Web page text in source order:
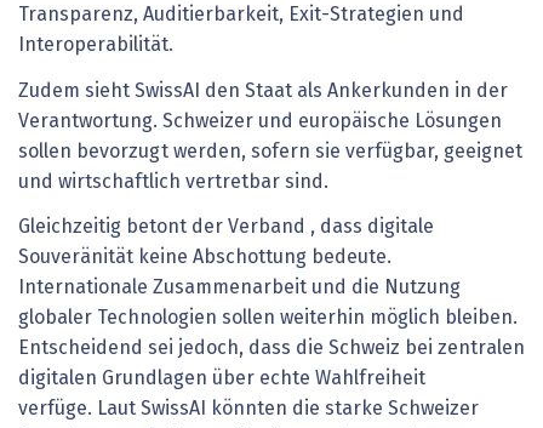
Transparenz, Auditierbarkeit, Exit-Strategien und
Interoperabilität.
Zudem sieht SwissAI den Staat als Ankerkunden in der
Verantwortung. Schweizer und europäische Lösungen
sollen bevorzugt werden, sofern sie verfügbar, geeignet
und wirtschaftlich vertretbar sind.
Gleichzeitig betont der Verband , dass digitale
Souveränität keine Abschottung bedeute.
Internationale Zusammenarbeit und die Nutzung
globaler Technologien sollen weiterhin möglich bleiben.
Entscheidend sei jedoch, dass die Schweiz bei zentralen
digitalen Grundlagen über echte Wahlfreiheit
verfüge. Laut SwissAI könnten die starke Schweizer